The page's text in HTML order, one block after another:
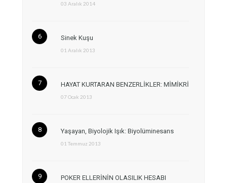
03 Aralık 2014
Sinek Kuşu
01 Aralık 2013
HAYAT KURTARAN BENZERLİKLER: MİMİKRİ
07 Ocak 2013
Yaşayan, Biyolojik Işık: Biyolüminesans
01 Temmuz 2013
POKER ELLERİNİN OLASILIK HESABI